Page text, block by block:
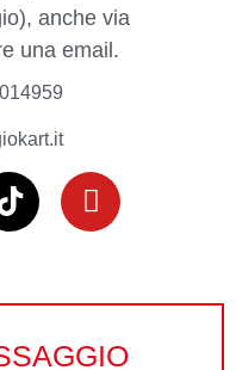
anche via
una email.